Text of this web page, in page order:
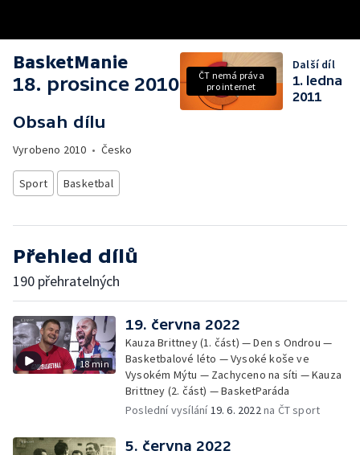
BasketManie
18. prosince 2010
Obsah dílu
Vyrobeno 2010 • Česko
Sport Basketbal
ČT nemá práva
pro internet
Další díl
1. ledna
2011
Přehled dílů
190 přehratelných
18 min
19. června 2022
Kauza Brittney (1. část) — Den s Ondrou —
Basketbalové léto — Vysoké koše ve
Vysokém Mýtu — Zachyceno na síti — Kauza
Brittney (2. část) — BasketParáda
Poslední vysílání19. 6. 2022na ČT sport
5. června 2022